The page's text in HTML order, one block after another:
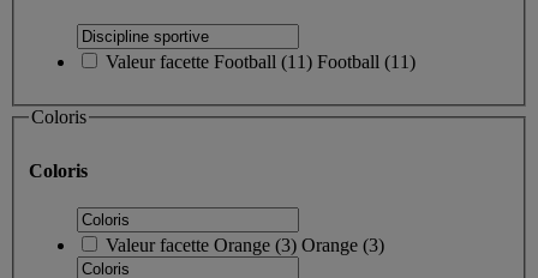
Valeur facette Football (11) Football (11)
Coloris
Coloris
Valeur facette Orange (3) Orange (3)